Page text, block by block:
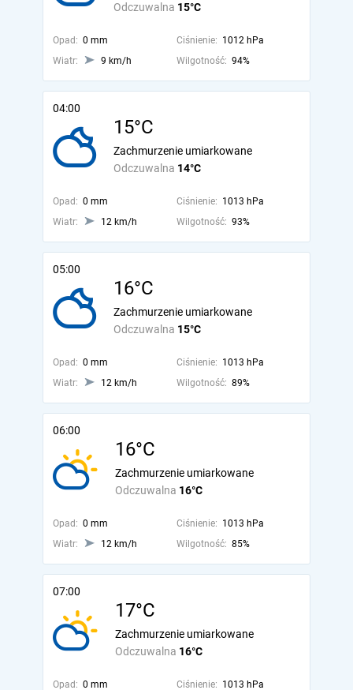
Odczuwalna 15°C
Opad: 0 mm Ciśnienie: 1012 hPa
Wiatr:
9 km/h Wilgotność: 94%
04:00
15°C
Odczuwalna 14°C
Zachmurzenie umiarkowane
Opad: 0 mm Ciśnienie: 1013 hPa
Wiatr:
12 km/h Wilgotność: 93%
05:00
16°C
Odczuwalna 15°C
Zachmurzenie umiarkowane
Opad: 0 mm Ciśnienie: 1013 hPa
Wiatr:
12 km/h Wilgotność: 89%
06:00
16°C
Odczuwalna 16°C
Zachmurzenie umiarkowane
Opad: 0 mm Ciśnienie: 1013 hPa
Wiatr:
12 km/h Wilgotność: 85%
07:00
17°C
Odczuwalna 16°C
Zachmurzenie umiarkowane
Opad: 0 mm Ciśnienie: 1013 hPa